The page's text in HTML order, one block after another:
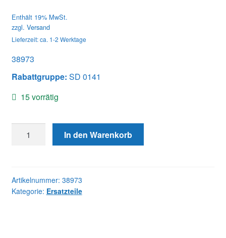
Enthält 19% MwSt.
zzgl. Versand
Lieferzeit: ca. 1-2 Werktage
38973
Rabattgruppe: SD 0141
15 vorrätig
COVER
(IEC)
In den Warenkorb
Artikelnummer: 38973
Kategorie: Ersatzteile